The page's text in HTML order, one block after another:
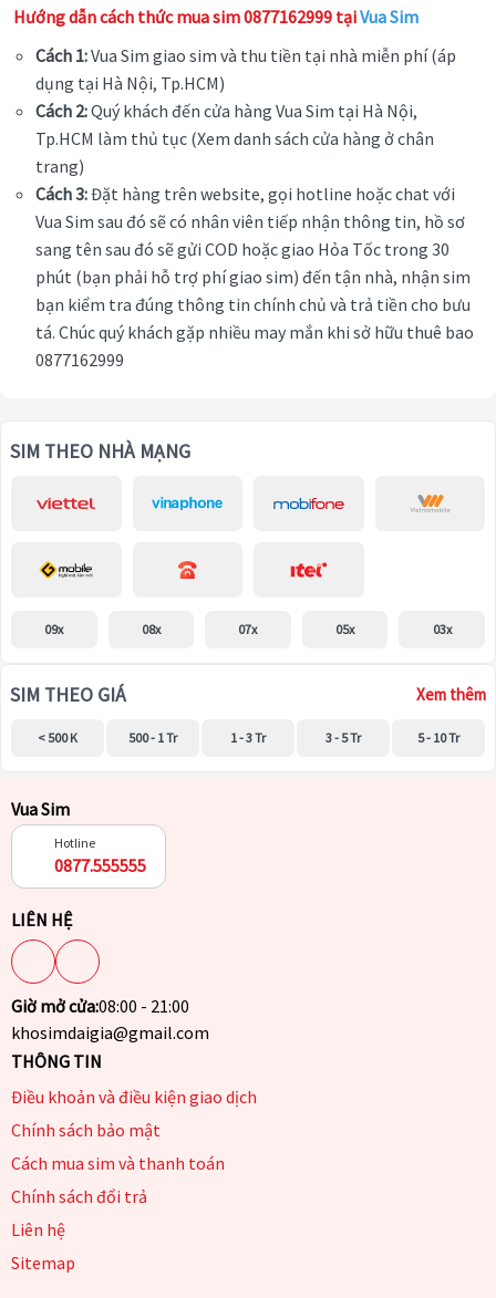
Hướng dẫn cách thức mua sim 0877162999 tạiVua Sim
Cách 1:Vua Sim giao sim và thu tiền tại nhà miễn phí (áp
dụng tại Hà Nội, Tp.HCM)
Cách 2:Quý khách đến cửa hàng Vua Sim tại Hà Nội,
Tp.HCM làm thủ tục (Xem danh sách cửa hàng ở chân
trang)
Cách 3:Đặt hàng trên website, gọi hotline hoặc chat với
Vua Sim sau đó sẽ có nhân viên tiếp nhận thông tin, hồ sơ
sang tên sau đó sẽ gửi COD hoặc giao Hỏa Tốc trong 30
phút (bạn phải hỗ trợ phí giao sim) đến tận nhà, nhận sim
bạn kiểm tra đúng thông tin chính chủ và trả tiền cho bưu
tá. Chúc quý khách gặp nhiều may mắn khi sở hữu thuê bao
0877162999
SIM THEO NHÀ MẠNG
09x 08x 07x 05x 03x
SIM THEO GIÁ Xem thêm
< 500 K 500 - 1 Tr 1 - 3 Tr 3 - 5 Tr 5 - 10 Tr
Vua Sim
Hotline
0877.555555
LIÊN HỆ
Giờ mở cửa:08:00 - 21:00
khosimdaigia@gmail.com
THÔNG TIN
Điều khoản và điều kiện giao dịch
Chính sách bảo mật
Cách mua sim và thanh toán
Chính sách đổi trả
Liên hệ
Sitemap